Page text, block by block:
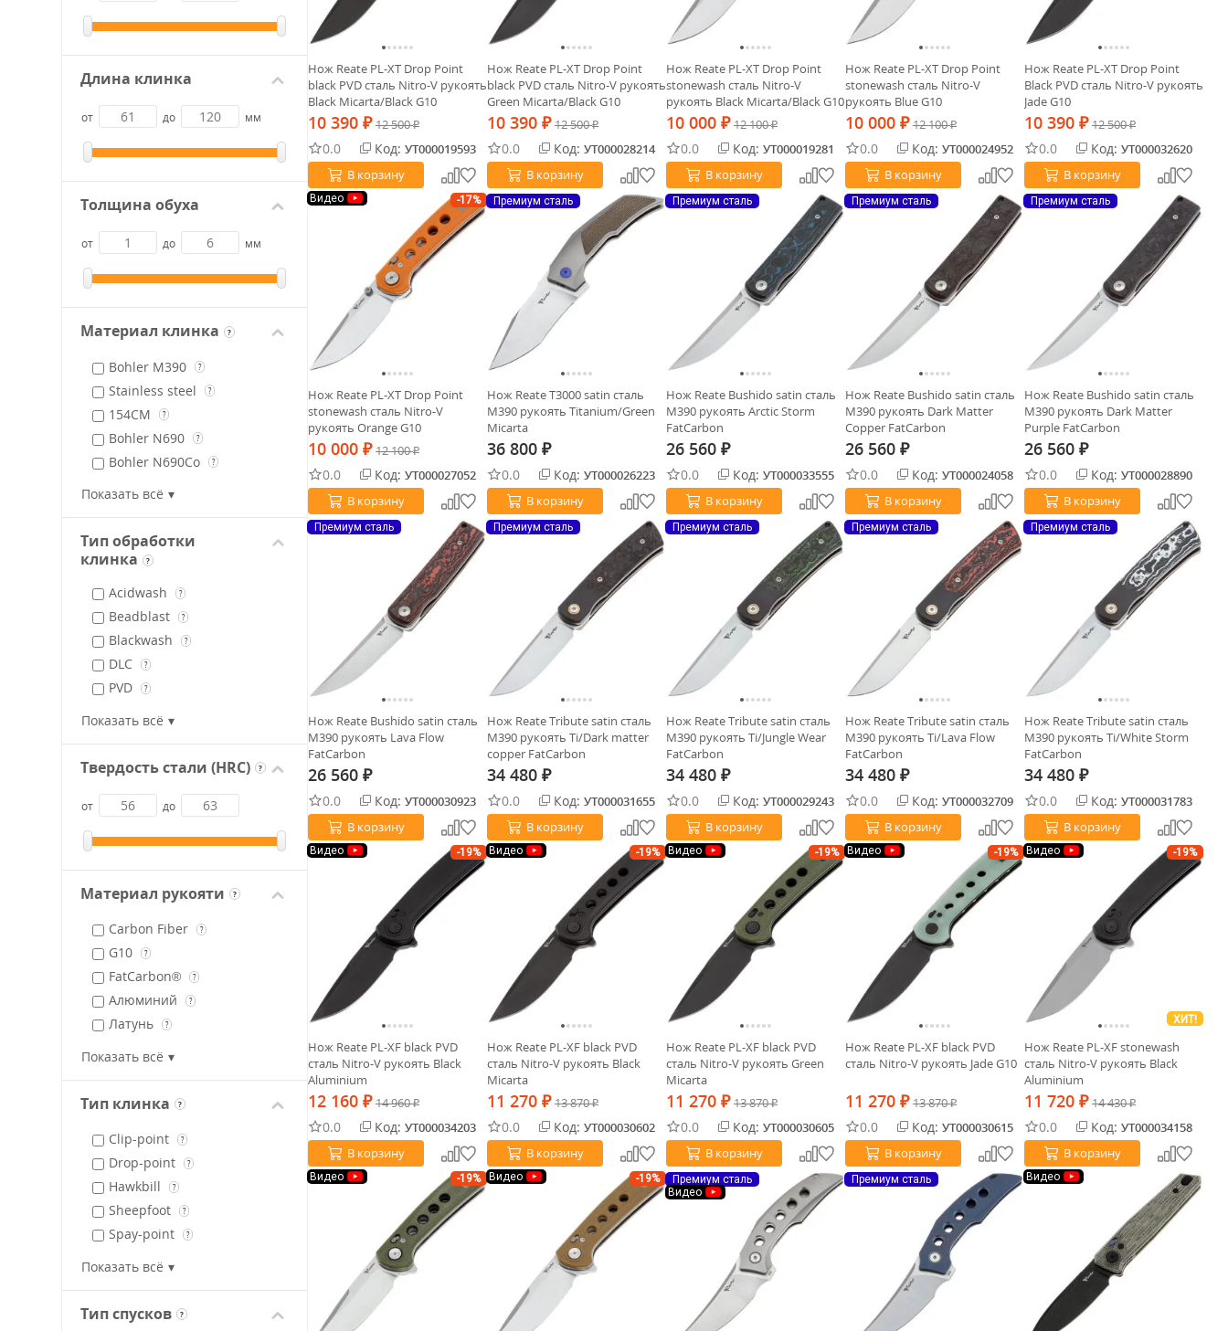
Длина клинка
от до мм
Толщина обуха
от до мм
Материал клинка ?
Bohler M390 ?
Stainless steel ?
154CM ?
Bohler N690 ?
Bohler N690Co ?
Nitro-V
Uddeholm Elmax
Показать всё
Тип обработки
клинка
?
Acidwash ?
Beadblast ?
Blackwash ?
DLC ?
PVD ?
Показать всё
Твердость стали (HRC) ?
от до
Материал рукояти ?
Carbon Fiber ?
G10 ?
FatCarbon® ?
Алюминий ?
Латунь ?
Ultem ?
CrystalTi ?
Показать всё
Тип клинка ?
Clip-point ?
Drop-point ?
Hawkbill ?
Sheepfoot ?
Spay-point ?
Tanto (japanese)
Показать всё
Тип спусков ?
Нож Reate PL-XT Drop Point
black PVD сталь Nitro-V рукоять
Black Micarta/Black G10
10 390 ₽ 12 500₽
0.0 Код: УТ000019593
В корзину
Нож Reate PL-XT Drop Point
black PVD сталь Nitro-V рукоять
Green Micarta/Black G10
10 390 ₽ 12 500₽
0.0 Код: УТ000028214
В корзину
Нож Reate PL-XT Drop Point
stonewash сталь Nitro-V
рукоять Black Micarta/Black G10
10 000 ₽ 12 100₽
0.0 Код: УТ000019281
В корзину
Нож Reate PL-XT Drop Point
stonewash сталь Nitro-V
рукоять Blue G10
10 000 ₽ 12 100₽
0.0 Код: УТ000024952
В корзину
Нож Reate PL-XT Drop Point
Black PVD сталь Nitro-V рукоять
Jade G10
10 390 ₽ 12 500₽
0.0 Код: УТ000032620
В корзину
-17%
Видео
Нож Reate PL-XT Drop Point
stonewash сталь Nitro-V
рукоять Orange G10
10 000 ₽ 12 100₽
0.0 Код: УТ000027052
В корзину
Премиум сталь
Нож Reate T3000 satin сталь
M390 рукоять Titanium/Green
Micarta
36 800 ₽
0.0 Код: УТ000026223
В корзину
Премиум сталь
Нож Reate Bushido satin сталь
M390 рукоять Arctic Storm
FatCarbon
26 560 ₽
0.0 Код: УТ000033555
В корзину
Премиум сталь
Нож Reate Bushido satin сталь
M390 рукоять Dark Matter
Copper FatCarbon
26 560 ₽
0.0 Код: УТ000024058
В корзину
Премиум сталь
Нож Reate Bushido satin сталь
M390 рукоять Dark Matter
Purple FatCarbon
26 560 ₽
0.0 Код: УТ000028890
В корзину
Премиум сталь
Нож Reate Bushido satin сталь
M390 рукоять Lava Flow
FatCarbon
26 560 ₽
0.0 Код: УТ000030923
В корзину
Премиум сталь
Нож Reate Tribute satin сталь
M390 рукоять Ti/Dark matter
copper FatCarbon
34 480 ₽
0.0 Код: УТ000031655
В корзину
Премиум сталь
Нож Reate Tribute satin сталь
M390 рукоять Ti/Jungle Wear
FatCarbon
34 480 ₽
0.0 Код: УТ000029243
В корзину
Премиум сталь
Нож Reate Tribute satin сталь
M390 рукоять Ti/Lava Flow
FatCarbon
34 480 ₽
0.0 Код: УТ000032709
В корзину
Премиум сталь
Нож Reate Tribute satin сталь
M390 рукоять Ti/White Storm
FatCarbon
34 480 ₽
0.0 Код: УТ000031783
В корзину
-19%
Видео
Нож Reate PL-XF black PVD
сталь Nitro-V рукоять Black
Aluminium
12 160 ₽ 14 960₽
0.0 Код: УТ000034203
В корзину
-19%
Видео
Нож Reate PL-XF black PVD
сталь Nitro-V рукоять Black
Micarta
11 270 ₽ 13 870₽
0.0 Код: УТ000030602
В корзину
-19%
Видео
Нож Reate PL-XF black PVD
сталь Nitro-V рукоять Green
Micarta
11 270 ₽ 13 870₽
0.0 Код: УТ000030605
В корзину
-19%
Видео
Нож Reate PL-XF black PVD
сталь Nitro-V рукоять Jade G10
11 270 ₽ 13 870₽
0.0 Код: УТ000030615
В корзину
-19%
Видео
ХИТ!
Нож Reate PL-XF stonewash
сталь Nitro-V рукоять Black
Aluminium
11 720 ₽ 14 430₽
0.0 Код: УТ000034158
В корзину
-19%
Видео -19%
Видео
Премиум сталь
Видео
Премиум сталь Видео